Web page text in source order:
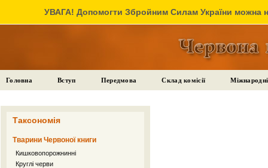
УВАГА! Допомогти Збройним Силам України можна
Головна Вступ Передмова Склад комісії
Таксономія
Тварини Червоної книги
Кишковопорожнинні
Круглі черви